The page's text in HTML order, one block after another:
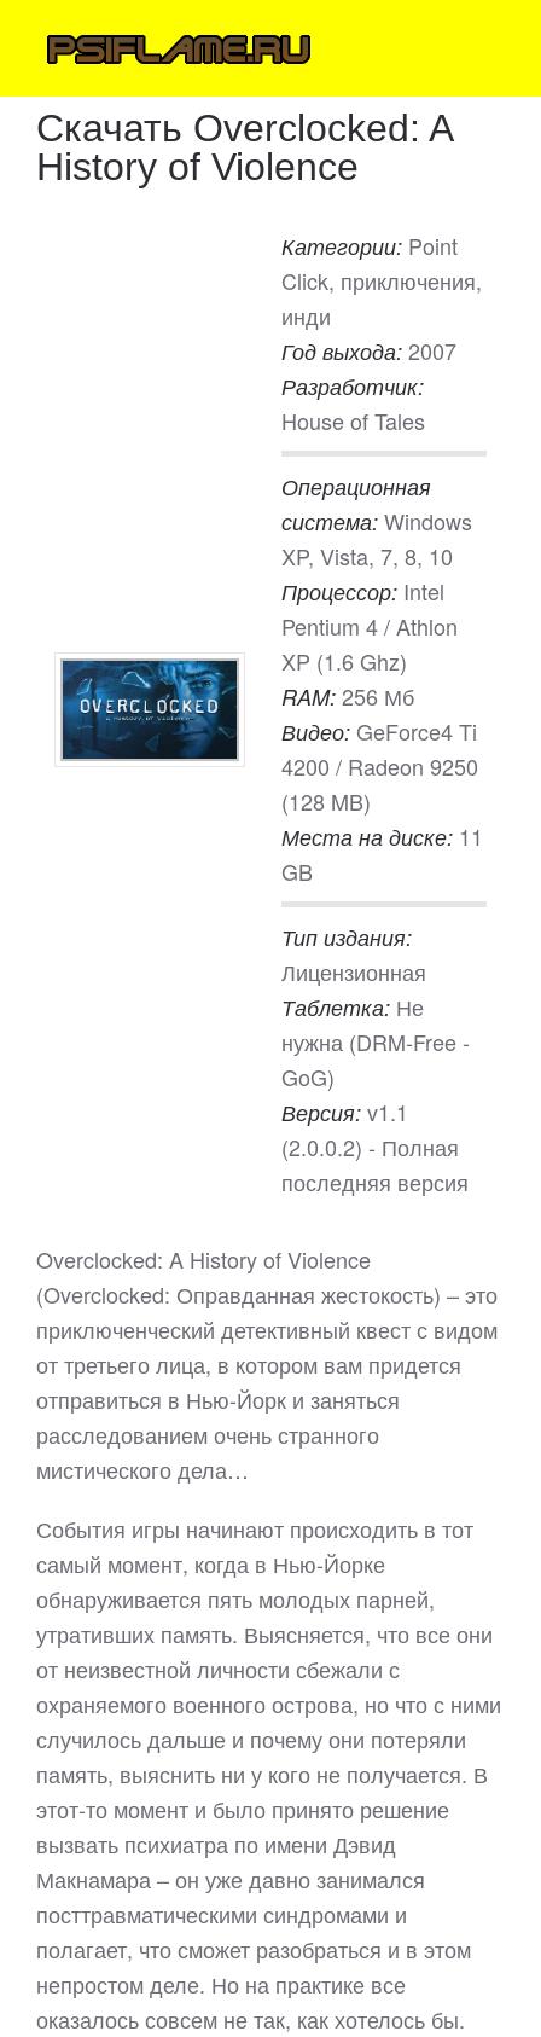
Скачать Overclocked: A
History of Violence
Категории: Point
Click, приключения,
инди
Год выхода: 2007
Разработчик:
House of Tales
Операционная
система: Windows
XP, Vista, 7, 8, 10
Процессор: Intel
Pentium 4 / Athlon
XP (1.6 Ghz)
RAM: 256 Мб
Видео: GeForce4 Ti
4200 / Radeon 9250
(128 MB)
Места на диске: 11
GB
Тип издания:
Лицензионная
Таблетка: Не
нужна (DRM-Free -
GoG)
Версия: v1.1
(2.0.0.2) - Полная
последняя версия
Overclocked: A History of Violence
(Overclocked: Оправданная жестокость) – это
приключенческий детективный квест с видом
от третьего лица, в котором вам придется
отправиться в Нью-Йорк и заняться
расследованием очень странного
мистического дела…
События игры начинают происходить в тот
самый момент, когда в Нью-Йорке
обнаруживается пять молодых парней,
утративших память. Выясняется, что все они
от неизвестной личности сбежали с
охраняемого военного острова, но что с ними
случилось дальше и почему они потеряли
память, выяснить ни у кого не получается. В
этот-то момент и было принято решение
вызвать психиатра по имени Дэвид
Макнамара – он уже давно занимался
посттравматическими синдромами и
полагает, что сможет разобраться и в этом
непростом деле. Но на практике все
оказалось совсем не так, как хотелось бы.